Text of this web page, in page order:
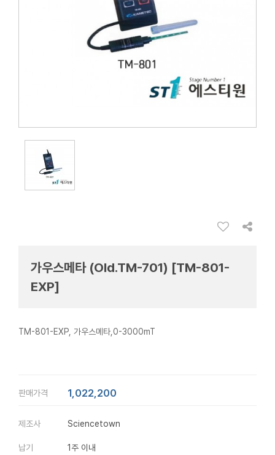
가우스메타 (Old.TM-701) [TM-801-
EXP]
TM-801-EXP, 가우스메타,0-3000mT
판매가격 1,022,200
제조사 Sciencetown
납기 1주 이내